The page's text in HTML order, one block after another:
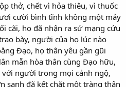
thở, chết vì hỏa thiêu, vì thuốc
cười bình tĩnh không một mảy
cãi, họ đã nhận ra sứ mạng cứu
bày, người của họ lúc nào
Đạo, họ thân yêu gần gũi
mẫn hòa thân cùng Đạo hữu,
người trong mọi cảnh ngộ,
sanh đã kết chặt một tràng thân